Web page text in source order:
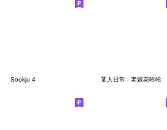
Sookju 4 某人日常 - 老娘花哈哈